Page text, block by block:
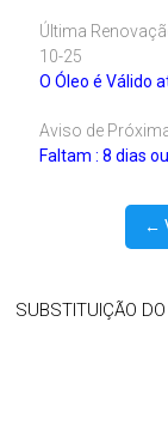
Última
10-25
O Óleo é Válido
Aviso de
Faltam : 8 dias
←
SUBSTITUIÇÃO